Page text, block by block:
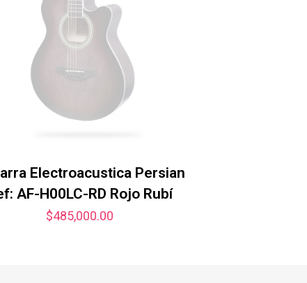
Electroacustica Persian
AF-H00LC-RD Rojo Rubí
$485,000.00